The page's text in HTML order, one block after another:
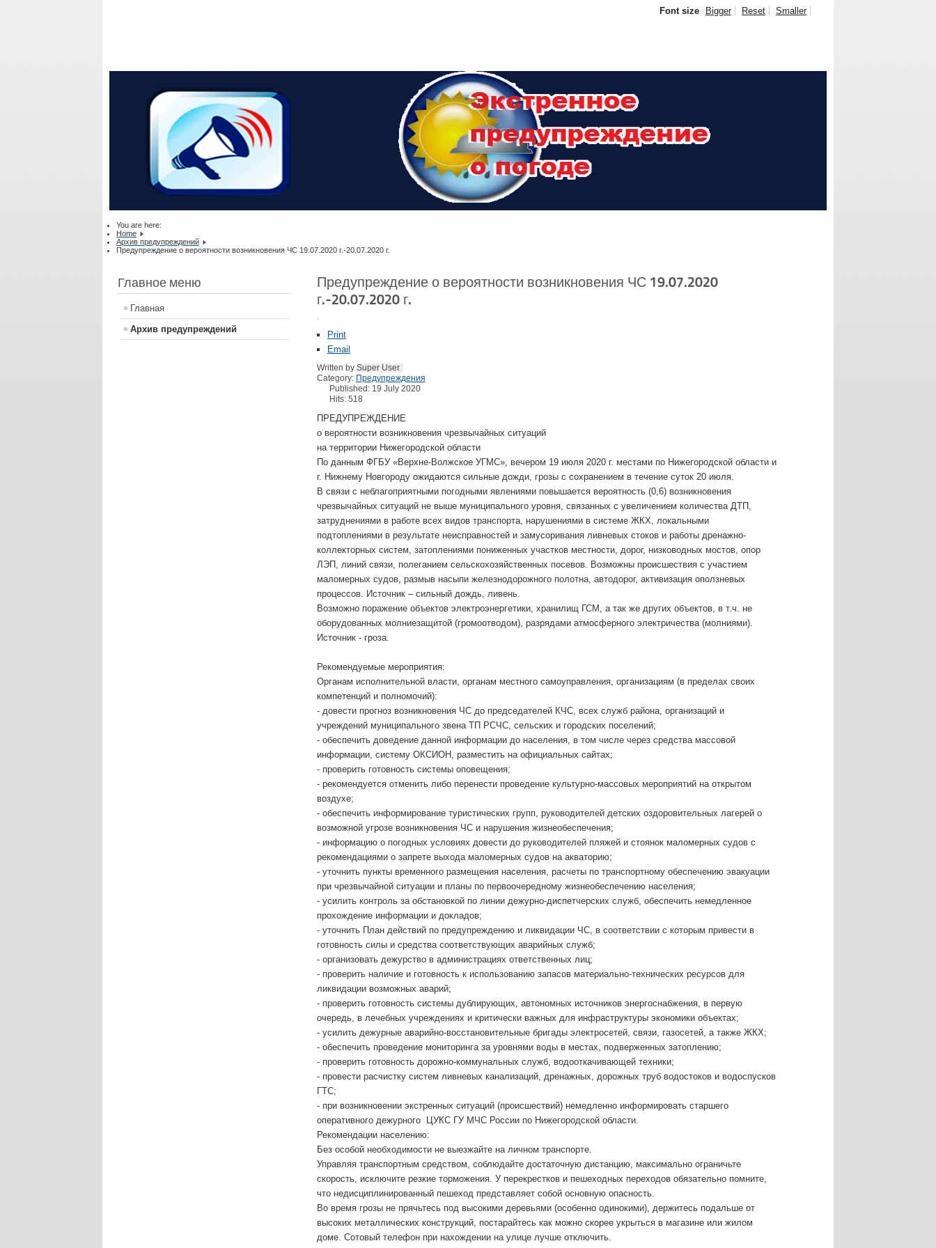
Font size Bigger Reset Smaller
You are here:
Home
Архив предупреждений
Предупреждение о вероятности возникновения ЧС 19.07.2020 г.-20.07.2020 г.
Главное меню
Главная
Архив предупреждений
Предупреждение о вероятности возникновения ЧС 19.07.2020
г.-20.07.2020 г.
Print
Email
Written by Super User
Category:
Предупреждения
Published: 19 July 2020
Hits: 518
ПРЕДУПРЕЖДЕНИЕ
о вероятности возникновения чрезвычайных ситуаций
на территории Нижегородской области
По данным ФГБУ «Верхне-Волжское УГМС», вечером 19 июля 2020 г. местами по Нижегородской области и
г. Нижнему Новгороду ожидаются сильные дожди, грозы с сохранением в течение суток 20 июля.
В связи с неблагоприятными погодными явлениями повышается вероятность (0,6) возникновения
чрезвычайных ситуаций не выше муниципального уровня, связанных с увеличением количества ДТП,
затруднениями в работе всех видов транспорта, нарушениями в системе ЖКХ, локальными
подтоплениями в результате неисправностей и замусоривания ливневых стоков и работы дренажно-
коллекторных систем, затоплениями пониженных участков местности, дорог, низководных мостов, опор
ЛЭП, линий связи, полеганием сельскохозяйственных посевов. Возможны происшествия с участием
маломерных судов, размыв насыпи железнодорожного полотна, автодорог, активизация оползневых
процессов. Источник – сильный дождь, ливень.
Возможно поражение объектов электроэнергетики, хранилищ ГСМ, а так же других объектов, в т.ч. не
оборудованных молниезащитой (громоотводом), разрядами атмосферного электричества (молниями).
Источник - гроза.
Рекомендуемые мероприятия:
Органам исполнительной власти, органам местного самоуправления, организациям (в пределах своих
компетенций и полномочий):
- довести прогноз возникновения ЧС до председателей КЧС, всех служб района, организаций и
учреждений муниципального звена ТП РСЧС, сельских и городских поселений;
- обеспечить доведение данной информации до населения, в том числе через средства массовой
информации, систему ОКСИОН, разместить на официальных сайтах;
- проверить готовность системы оповещения;
- рекомендуется отменить либо перенести проведение культурно-массовых мероприятий на открытом
воздухе;
- обеспечить информирование туристических групп, руководителей детских оздоровительных лагерей о
возможной угрозе возникновения ЧС и нарушения жизнеобеспечения;
- информацию о погодных условиях довести до руководителей пляжей и стоянок маломерных судов с
рекомендациями о запрете выхода маломерных судов на акваторию;
- уточнить пункты временного размещения населения, расчеты по транспортному обеспечению эвакуации
при чрезвычайной ситуации и планы по первоочередному жизнеобеспечению населения;
- усилить контроль за обстановкой по линии дежурно-диспетчерских служб, обеспечить немедленное
прохождение информации и докладов;
- уточнить План действий по предупреждению и ликвидации ЧС, в соответствии с которым привести в
готовность силы и средства соответствующих аварийных служб;
- организовать дежурство в администрациях ответственных лиц;
- проверить наличие и готовность к использованию запасов материально-технических ресурсов для
ликвидации возможных аварий;
- проверить готовность системы дублирующих, автономных источников энергоснабжения, в первую
очередь, в лечебных учреждениях и критически важных для инфраструктуры экономики объектах;
- усилить дежурные аварийно-восстановительные бригады электросетей, связи, газосетей, а также ЖКХ;
- обеспечить проведение мониторинга за уровнями воды в местах, подверженных затоплению;
- проверить готовность дорожно-коммунальных служб, водооткачивающей техники;
- провести расчистку систем ливневых канализаций, дренажных, дорожных труб водостоков и водоспусков
ГТС;
- при возникновении экстренных ситуаций (происшествий) немедленно информировать старшего
оперативного дежурного ЦУКС ГУ МЧС России по Нижегородской области.
Рекомендации населению:
Без особой необходимости не выезжайте на личном транспорте.
Управляя транспортным средством, соблюдайте достаточную дистанцию, максимально ограничьте
скорость, исключите резкие торможения. У перекрестков и пешеходных переходов обязательно помните,
что недисциплинированный пешеход представляет собой основную опасность.
Во время грозы не прячьтесь под высокими деревьями (особенно одинокими), держитесь подальше от
высоких металлических конструкций, постарайтесь как можно скорее укрыться в магазине или жилом
доме. Сотовый телефон при нахождении на улице лучше отключить.